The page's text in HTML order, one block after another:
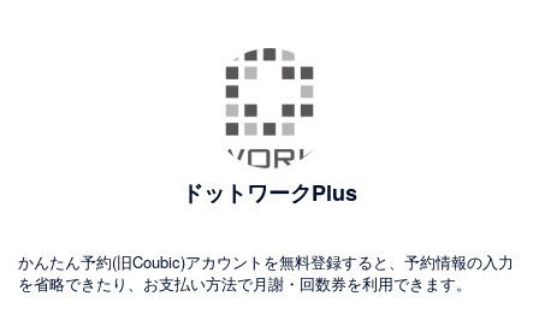
ドットワークPlus
かんたん予約(旧Coubic)アカウントを無料登録すると、予約情報の入力
を省略できたり、お支払い方法で月謝・回数券を利用できます。